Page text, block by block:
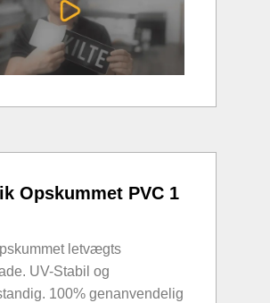
Opskummet PVC 1
letvægts
UV-Stabil og
100% genanvendelig